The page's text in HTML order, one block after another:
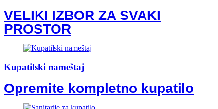
VELIKI IZBOR ZA SVAKI
PROSTOR
Kupatilski nameštaj
Opremite kompletno kupatilo